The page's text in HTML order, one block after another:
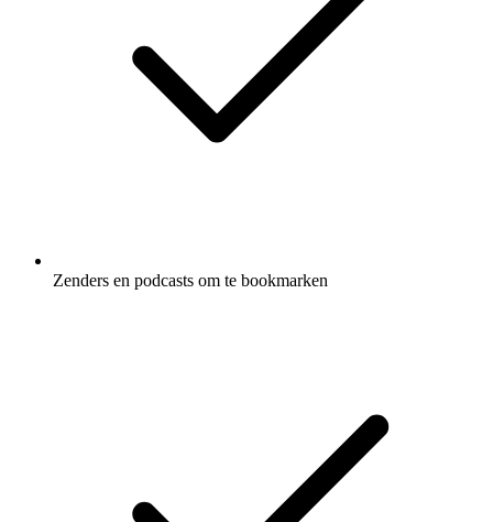
Zenders en podcasts om te bookmarken